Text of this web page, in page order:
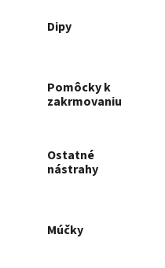
Dipy
Pomôcky k
zakrmovaniu
Ostatné
nástrahy
Múčky